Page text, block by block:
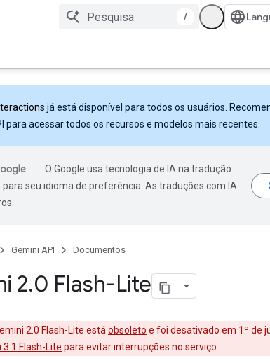
/
já está disponível para todos os usuários.
para acessar todos os recursos e modelos mais recentes.
O Google usa tecnologia de IA na tradução
seu idioma de preferência. As traduções com IA
Gemini API Documentos
2.0 Flash-Lite
2.0 Flash-Lite está obsoleto e foi desativado em 1º de
3.1 Flash-Lite para evitar interrupções no serviço.